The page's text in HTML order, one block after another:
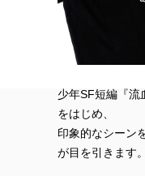
少年SF短編『流
をはじめ、
印象的なシーン
が目を引きます。